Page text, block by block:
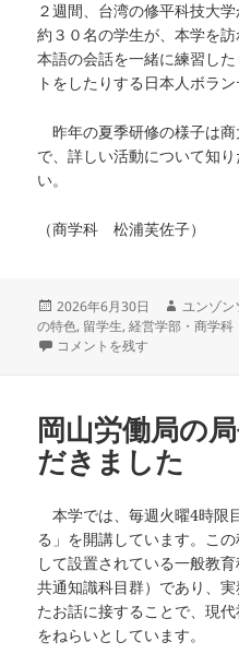
２週間、台湾の修平科技大
約３０名の学生が、本学を
本語の会話を一緒に練習し
トをしたりする日本人ボラ
昨年の夏季研修の様子は
で、詳しい活動について知
い。
（商学科 松浦芙佐子）
投
稿
日:
2026年6月30日
作
成
ユンゾン
の特色, 留学生,経営学部・商学科
日本語・日本文化勉強会 ー夏
コメントを残す
岡山労働局の
だきました
本学では、毎週火曜4時限
る」を開講しています。こ
して設置されている一般教
共通知識科目群）であり、
たお話に接することで、現
をねらいとしています。